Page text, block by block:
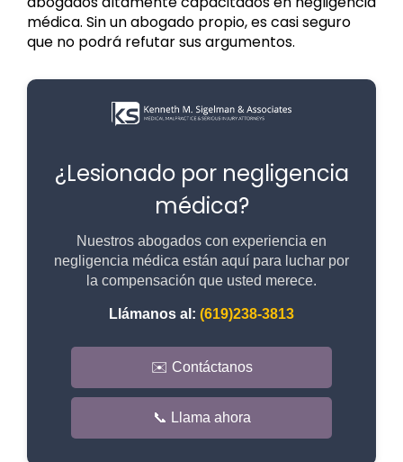
médica. Sin un abogado propio, es casi seguro
que no podrá refutar sus argumentos.
¿Lesionado por negligencia
médica?
Nuestros abogados con experiencia en
negligencia médica están aquí para luchar por
la compensación que usted merece.
Llámanos al: (619)238-3813
✉️ Contáctanos
📞 Llama ahora